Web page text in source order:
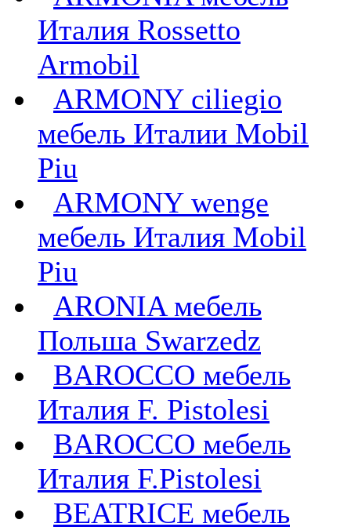
Италия Rossetto
Armobil
ARMONY ciliegio
мебель Италии Mobil
Piu
ARMONY wenge
мебель Италия Mobil
Piu
ARONIA мебель
Польша Swarzedz
BAROCCO мебель
Италия F. Pistolesi
BAROCCO мебель
Италия F.Pistolesi
BEATRICE мебель